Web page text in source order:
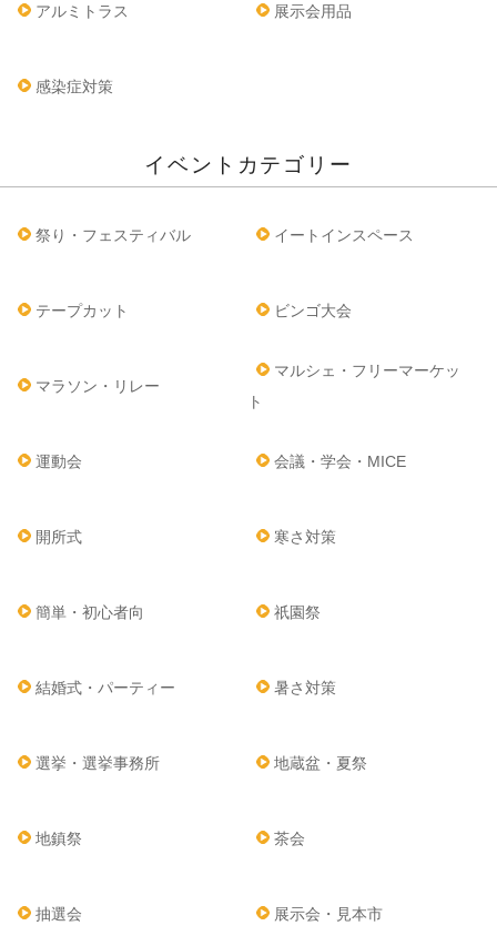
アルミトラス 展示会用品
感染症対策
イベントカテゴリー
祭り・フェスティバル イートインスペース
テープカット ビンゴ大会
マラソン・リレー
マルシェ・フリーマーケッ
ト
運動会 会議・学会・MICE
開所式 寒さ対策
簡単・初心者向 祇園祭
結婚式・パーティー 暑さ対策
選挙・選挙事務所 地蔵盆・夏祭
地鎮祭 茶会
抽選会 展示会・見本市